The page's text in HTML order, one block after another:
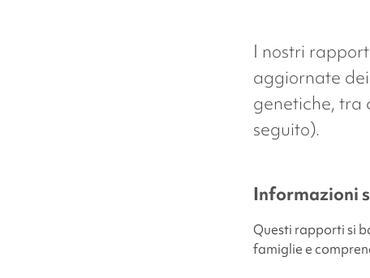
I nostri
aggiornate
genetiche, tra
seguito).
Informazioni
Questi rapporti si
famiglie e